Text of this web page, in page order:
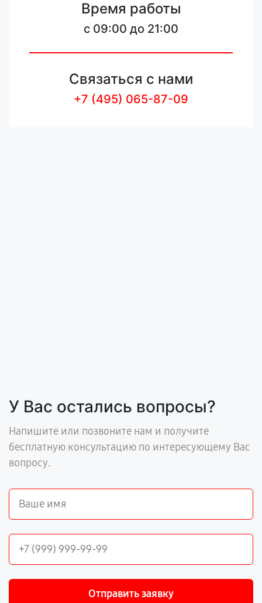
Время работы
c 09:00 до 21:00
Связаться с нами
+7 (495) 065-87-09
У Вас остались вопросы?
Напишите или позвоните нам и получите
бесплатную консультацию по интересующему Вас
вопросу.
Отправить заявку